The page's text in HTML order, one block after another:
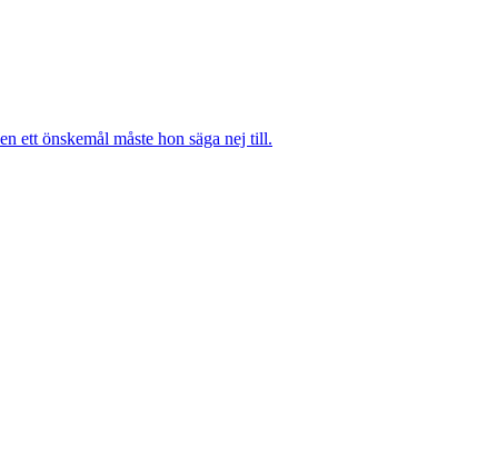
ett önskemål måste hon säga nej till.